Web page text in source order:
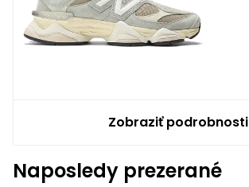
Zobraziť podrobnosti
Naposledy prezerané